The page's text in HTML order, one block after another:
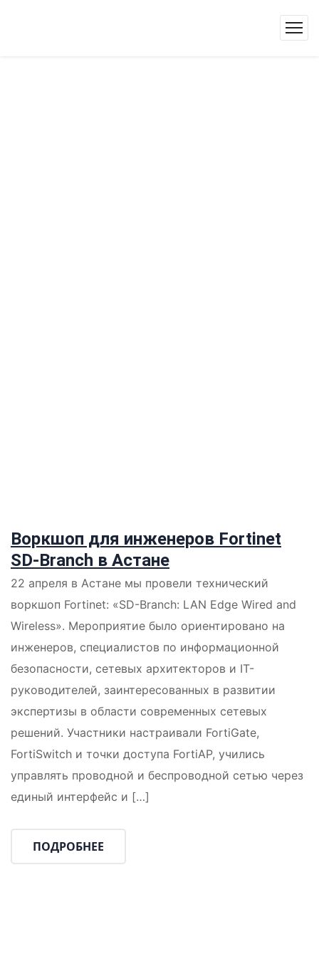
Воркшоп для инженеров Fortinet
SD-Branch в Астане
22 апреля в Астане мы провели технический
воркшоп Fortinet: «SD-Branch: LAN Edge Wired and
Wireless». Мероприятие было ориентировано на
инженеров, специалистов по информационной
безопасности, сетевых архитекторов и IT-
руководителей, заинтересованных в развитии
экспертизы в области современных сетевых
решений. Участники настраивали FortiGate,
FortiSwitch и точки доступа FortiAP, учились
управлять проводной и беспроводной сетью через
единый интерфейс и […]
ПОДРОБНЕЕ